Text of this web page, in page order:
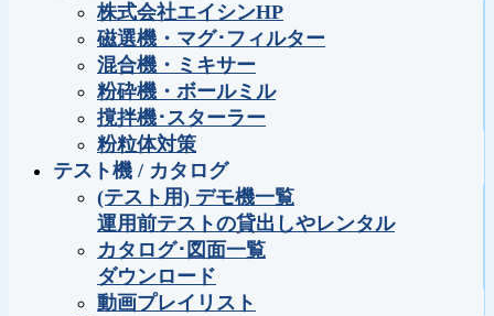
株式会社エイシンHP
磁選機・マグ･フィルター
混合機・ミキサー
粉砕機・ボールミル
撹拌機･スターラー
粉粒体対策
テスト機 / カタログ
(テスト用) デモ機一覧
運用前テストの貸出しやレンタル
カタログ･図面一覧
ダウンロード
動画プレイリスト